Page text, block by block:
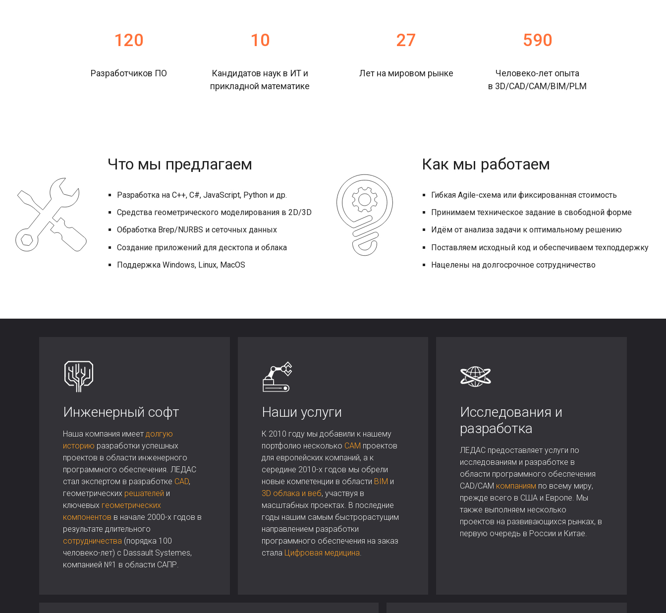
120
Разработчиков ПО
10
Кандидатов наук в ИТ и
прикладной математике
27
Лет на мировом рынке
663
Человеко-лет опыта
в 3D/CAD/CAM/BIM/PLM
Что мы предлагаем
Разработка на C++, C#, JavaScript, Python и др.
Средства геометрического моделирования в 2D/3D
Обработка Brep/NURBS и сеточных данных
Создание приложений для десктопа и облака
Поддержка Windows, Linux, MacOS
Как мы работаем
Гибкая Agile-схема или фиксированная стоимость
Принимаем техническое задание в свободной форме
Идём от анализа задачи к оптимальному решению
Поставляем исходный код и обеспечиваем техподдержку
Нацелены на долгосрочное сотрудничество
Инженерный софт
Наша компания имеетдолгую
историю разработки успешных
проектов в области инженерного
программного обеспечения. ЛЕДАС
стал экспертом в разработке CAD,
геометрических решателей и
ключевых геометрических
компонентов в начале 2000-х годов в
результате длительного
сотрудничества (порядка 100
человеко-лет) с Dassault Systemes,
компанией №1 в области САПР.
Наши услуги
К 2010 году мы добавили к нашему
портфолио несколько CAM проектов
для европейских компаний, а к
середине 2010-х годов мы обрели
новые компетенции в области BIM и
3D облака и веб, участвуя в
масштабных проектах. В последние
годы нашим самым быстрорастущим
направлением разработки
программного обеспечения на заказ
стала Цифровая медицина.
Исследования и
разработка
ЛЕДАС предоставляет услуги по
исследованиям и разработке в
области программного обеспечения
CAD/CAM компаниям по всему миру,
прежде всего в США и Европе. Мы
также выполняем несколько
проектов на развивающихся рынках, в
первую очередь в России и Китае.